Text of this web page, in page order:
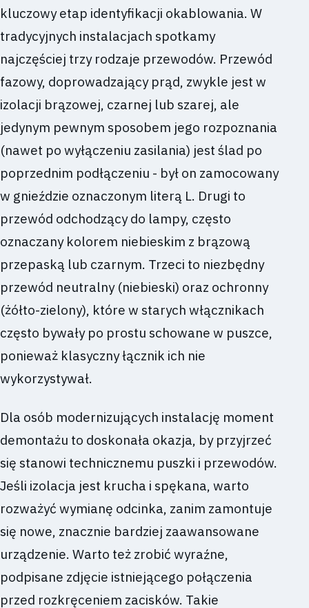
kluczowy etap identyfikacji okablowania. W
tradycyjnych instalacjach spotkamy
najczęściej trzy rodzaje przewodów. Przewód
fazowy, doprowadzający prąd, zwykle jest w
izolacji brązowej, czarnej lub szarej, ale
jedynym pewnym sposobem jego rozpoznania
(nawet po wyłączeniu zasilania) jest ślad po
poprzednim podłączeniu - był on zamocowany
w gnieździe oznaczonym literą L. Drugi to
przewód odchodzący do lampy, często
oznaczany kolorem niebieskim z brązową
przepaską lub czarnym. Trzeci to niezbędny
przewód neutralny (niebieski) oraz ochronny
(żółto-zielony), które w starych włącznikach
często bywały po prostu schowane w puszce,
ponieważ klasyczny łącznik ich nie
wykorzystywał.
Dla osób modernizujących instalację moment
demontażu to doskonała okazja, by przyjrzeć
się stanowi technicznemu puszki i przewodów.
Jeśli izolacja jest krucha i spękana, warto
rozważyć wymianę odcinka, zanim zamontuje
się nowe, znacznie bardziej zaawansowane
urządzenie. Warto też zrobić wyraźne,
podpisane zdjęcie istniejącego połączenia
przed rozkręceniem zacisków. Takie